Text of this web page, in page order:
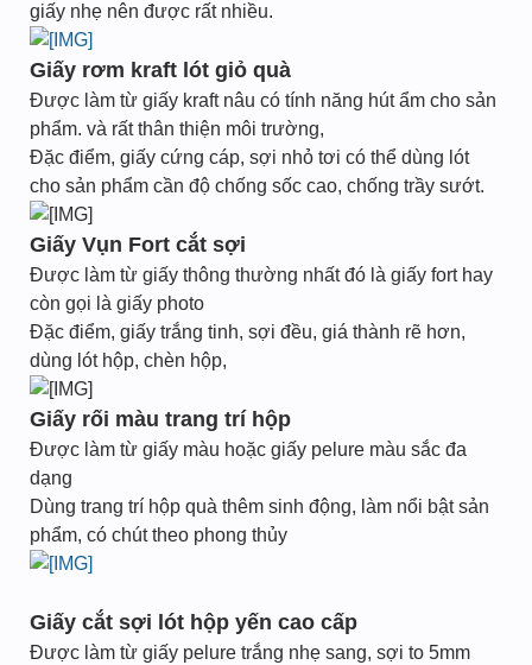
giấy nhẹ nên được rất nhiều.
Giấy rơm kraft lót giỏ quà
Được làm từ giấy kraft nâu có tính năng hút ẩm cho sản
phẩm. và rất thân thiện môi trường,
Đặc điểm, giấy cứng cáp, sợi nhỏ tơi có thể dùng lót
cho sản phẩm cần độ chống sốc cao, chống trầy sướt.
Giấy Vụn Fort cắt sợi
Được làm từ giấy thông thường nhất đó là giấy fort hay
còn gọi là giấy photo
Đặc điểm, giấy trắng tinh, sợi đều, giá thành rẽ hơn,
dùng lót hộp, chèn hộp,
Giấy rối màu trang trí hộp
Được làm từ giấy màu hoặc giấy pelure màu sắc đa
dạng
Dùng trang trí hộp quà thêm sinh động, làm nổi bật sản
phẩm, có chút theo phong thủy
Giấy cắt sợi lót hộp yến cao cấp
Được làm từ giấy pelure trắng nhẹ sang, sợi to 5mm